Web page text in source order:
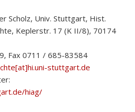
Scholz, Univ. Stuttgart, Hist.
Keplerstr. 17 (K II/8), 70174
Fax 0711 / 685-83584
stuttgart.de
hiag/